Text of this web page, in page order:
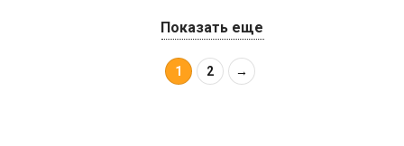
Показать еще
1 2 →